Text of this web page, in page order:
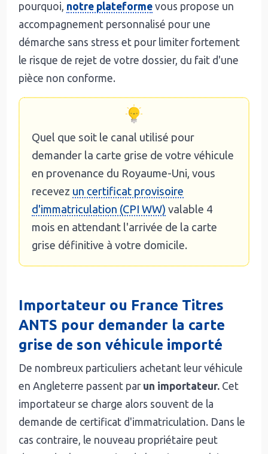
pourquoi, notre plateforme vous propose un
accompagnement personnalisé pour une
démarche sans stress et pour limiter fortement
le risque de rejet de votre dossier, du fait d'une
pièce non conforme.
Quel que soit le canal utilisé pour
demander la carte grise de votre véhicule
en provenance du Royaume-Uni, vous
recevez un certificat provisoire
d'immatriculation (CPI WW) valable 4
mois en attendant l'arrivée de la carte
grise définitive à votre domicile.
Importateur ou France Titres
ANTS pour demander la carte
grise de son véhicule importé
De nombreux particuliers achetant leur véhicule
en Angleterre passent par un importateur. Cet
importateur se charge alors souvent de la
demande de certificat d'immatriculation. Dans le
cas contraire, le nouveau propriétaire peut